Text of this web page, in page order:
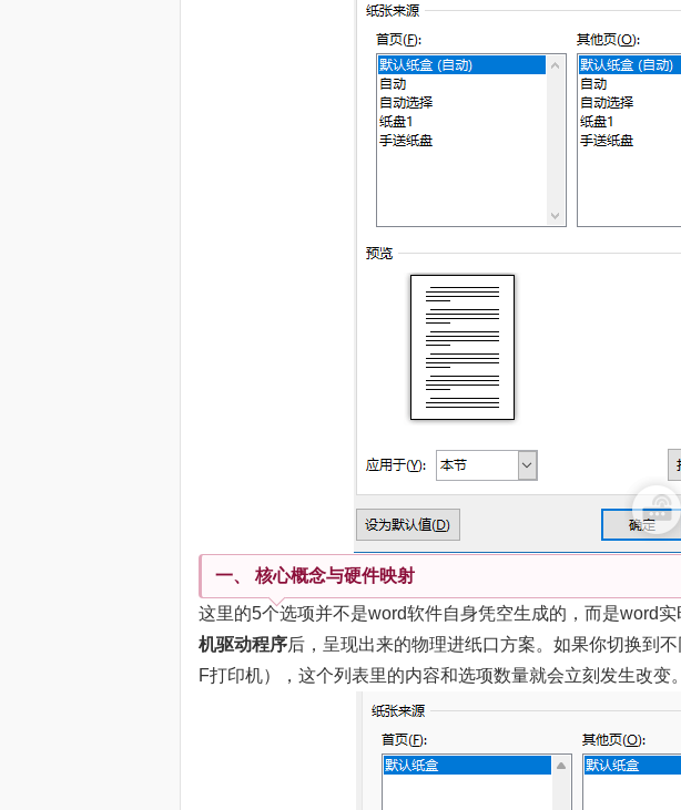
一、 核心概念与硬件映射
这里的5个选项并不是word软件自身凭空生成的，而是word
机驱动程序后，呈现出来的物理进纸口方案。如果你切换到
F打印机），这个列表里的内容和选项数量就会立刻发生改变。